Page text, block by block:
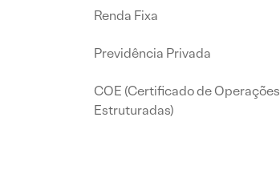
Renda Fixa
Previdência Privada
COE (Certificado de Operações
Estruturadas)